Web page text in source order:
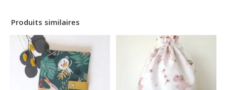
Produits similaires